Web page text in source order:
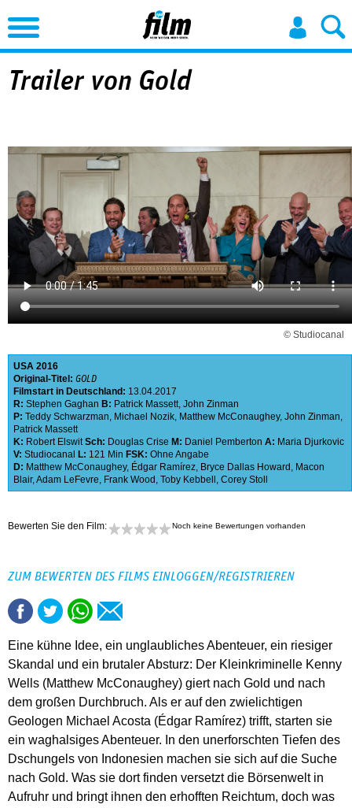
Jump to Navigation
Trailer von Gold
© Studiocanal
USA 2016
Original-Titel: GOLD
Filmstart in Deutschland: 13.04.2017
R: Stephen Gaghan B: Patrick Massett, John Zinman
P: Teddy Schwarzman, Michael Nozik, Matthew McConaughey, John Zinman,
Patrick Massett
K: Robert Elswit Sch: Douglas Crise M: Daniel Pemberton A: Maria Djurkovic
V: Studiocanal L: 121 Min FSK: Ohne Angabe
D: Matthew McConaughey, Édgar Ramírez, Bryce Dallas Howard , Macon
Blair,Adam LeFevre, Frank Wood , Toby Kebbell , Corey Stoll
Bewerten Sie den Film: Noch keine Bewertungen vorhanden
ZUM BEWERTEN DES FILMS EINLOGGEN/REGISTRIEREN
Eine kühne Idee, ein unglaubliches Abenteuer, ein riesiger
Skandal und ein brutaler Absturz: Der Kleinkriminelle Kenny
Wells (Matthew McConaughey) giert nach Gold und nach
dem großen Durchbruch. Als er auf den zwielichtigen
Geologen Michael Acosta (Édgar Ramírez) trifft, starten sie
ein waghalsiges Abenteuer. In den unerforschten Tiefen des
Dschungels von Indonesien machen sie sich auf die Suche
nach Gold. Was sie dort finden versetzt die Börsenwelt in
Aufruhr und bringt ihnen den erhofften Reichtum, doch was